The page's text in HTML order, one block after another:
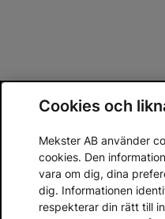
Cookies och
Mekster AB använder
cookies. Den
vara om dig, dina
dig. Informationen
respekterar din rätt till